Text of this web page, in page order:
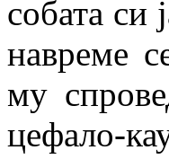
собата си
навреме
му
цефало-